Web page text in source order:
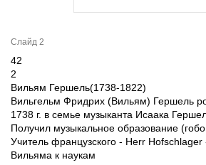
Слайд 2
42
2
Вильям Гершель(1738-1822)
Вильгельм Фридрих (Вильям) Гершель
1738 г. в семье музыканта Исаака
Получил музыкальное образование
Учитель французского - Herr Hofschlager
Вильяма к наукам